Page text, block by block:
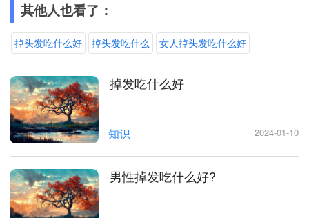
其他人也看了：
掉头发吃什么好 掉头发吃什么 女人掉头发吃什么好
掉发吃什么好
知识 2024-01-10
男性掉发吃什么好?